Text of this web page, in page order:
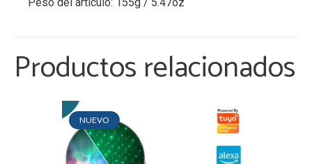
Productos relacionados
NUEVO